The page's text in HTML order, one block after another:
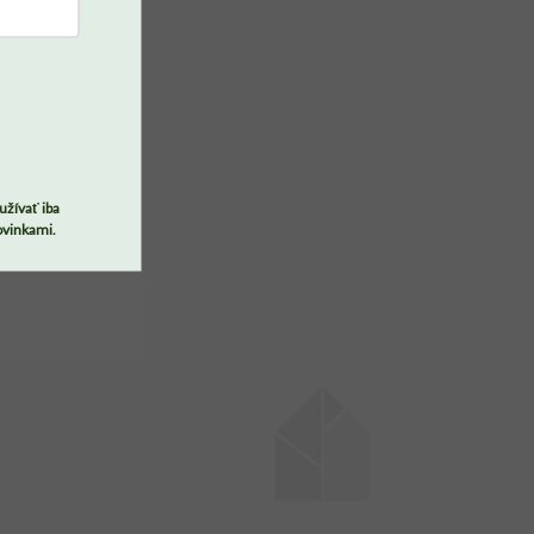
stôl MODEL so
izby
iba